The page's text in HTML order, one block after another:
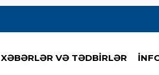
XƏBƏRLƏR VƏ TƏDBİRLƏR